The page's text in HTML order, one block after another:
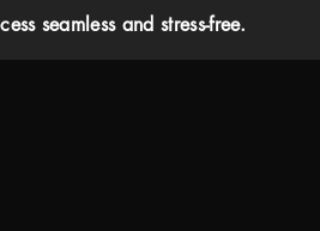
seamless and stress-free.